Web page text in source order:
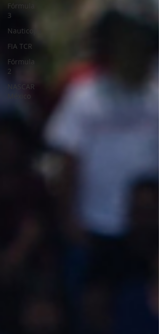
Fórmula
3
Nauticopa
FIA TCR
Fórmula
2
NASCAR
México